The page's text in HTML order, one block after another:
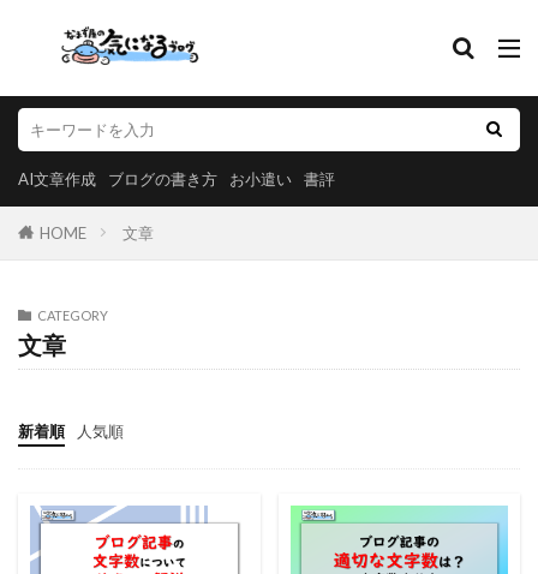
AI文章作成 ブログの書き方 お小遣い 書評
HOME 文章
CATEGORY
文章
新着順 人気順